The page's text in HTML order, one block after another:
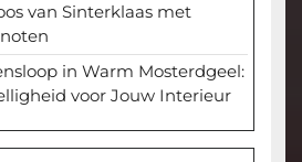
van Sinterklaas met
in Warm Mosterdgeel:
voor Jouw Interieur